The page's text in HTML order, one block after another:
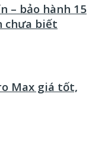
– bảo hành 15
chưa biết
Max giá tốt,